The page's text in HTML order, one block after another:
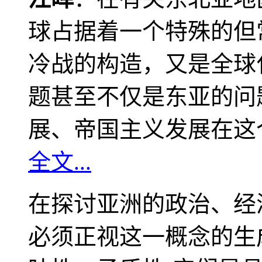
球占据着一个特殊的
冷战的构造，又是全
题甚至不仅是东亚的
展、帝国主义发展在
全文...
在探讨亚洲的政治、
必须正视这一概念的